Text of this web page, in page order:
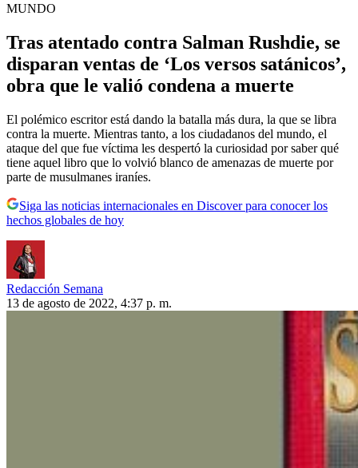
MUNDO
Tras atentado contra Salman Rushdie, se
disparan ventas de ‘Los versos satánicos’,
obra que le valió condena a muerte
El polémico escritor está dando la batalla más dura, la que se libra
contra la muerte. Mientras tanto, a los ciudadanos del mundo, el
ataque del que fue víctima les despertó la curiosidad por saber qué
tiene aquel libro que lo volvió blanco de amenazas de muerte por
parte de musulmanes iraníes.
Siga las noticias internacionales en Discover para conocer los
hechos globales de hoy
Redacción Semana
13 de agosto de 2022, 4:37 p. m.